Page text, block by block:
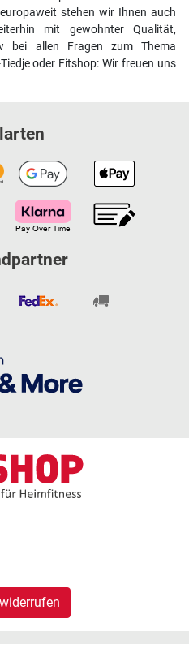
stehen wir Ihnen auch
mit gewohnter Qualität,
bei allen Fragen zum Thema
oder Fitshop: Wir freuen uns